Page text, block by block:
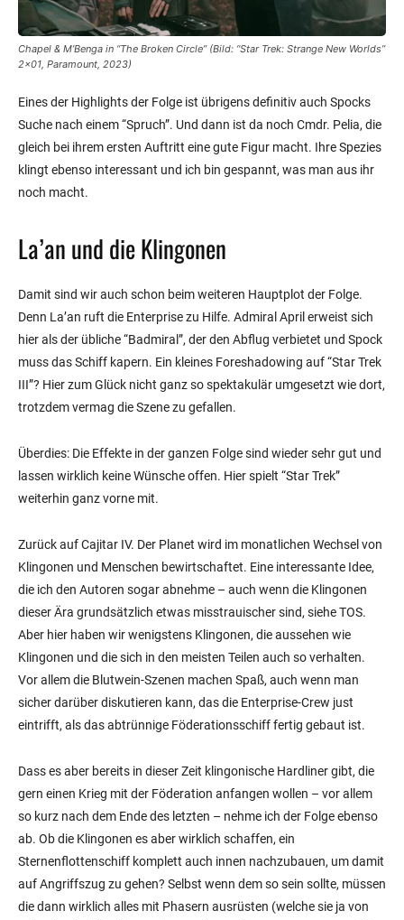
Chapel & M’Benga in “The Broken Circle” (Bild: “Star Trek: Strange New Worlds”
2×01, Paramount, 2023)
Eines der Highlights der Folge ist übrigens definitiv auch Spocks
Suche nach einem “Spruch”. Und dann ist da noch Cmdr. Pelia, die
gleich bei ihrem ersten Auftritt eine gute Figur macht. Ihre Spezies
klingt ebenso interessant und ich bin gespannt, was man aus ihr
noch macht.
La’an und die Klingonen
Damit sind wir auch schon beim weiteren Hauptplot der Folge.
Denn La’an ruft die Enterprise zu Hilfe. Admiral April erweist sich
hier als der übliche “Badmiral”, der den Abflug verbietet und Spock
muss das Schiff kapern. Ein kleines Foreshadowing auf “Star Trek
III”? Hier zum Glück nicht ganz so spektakulär umgesetzt wie dort,
trotzdem vermag die Szene zu gefallen.
Überdies: Die Effekte in der ganzen Folge sind wieder sehr gut und
lassen wirklich keine Wünsche offen. Hier spielt “Star Trek”
weiterhin ganz vorne mit.
Zurück auf Cajitar IV. Der Planet wird im monatlichen Wechsel von
Klingonen und Menschen bewirtschaftet. Eine interessante Idee,
die ich den Autoren sogar abnehme – auch wenn die Klingonen
dieser Ära grundsätzlich etwas misstrauischer sind, siehe TOS.
Aber hier haben wir wenigstens Klingonen, die aussehen wie
Klingonen und die sich in den meisten Teilen auch so verhalten.
Vor allem die Blutwein-Szenen machen Spaß, auch wenn man
sicher darüber diskutieren kann, das die Enterprise-Crew just
eintrifft, als das abtrünnige Föderationsschiff fertig gebaut ist.
Dass es aber bereits in dieser Zeit klingonische Hardliner gibt, die
gern einen Krieg mit der Föderation anfangen wollen – vor allem
so kurz nach dem Ende des letzten – nehme ich der Folge ebenso
ab. Ob die Klingonen es aber wirklich schaffen, ein
Sternenflottenschiff komplett auch innen nachzubauen, um damit
auf Angriffszug zu gehen? Selbst wenn dem so sein sollte, müssen
die dann wirklich alles mit Phasern ausrüsten (welche sie ja von